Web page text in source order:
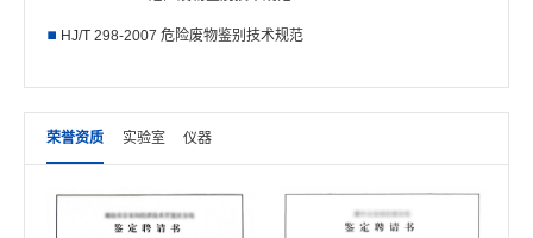
HJ/T 298-2007 危险废物鉴别技术规范
荣誉资质 实验室 仪器